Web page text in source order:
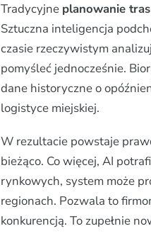
Tradycyjne planowanie tras
Sztuczna inteligencja
czasie rzeczywistym
pomyśleć jednocześnie.
dane historyczne o
logistyce miejskiej.
W rezultacie powstaje
bieżąco. Co więcej, AI
rynkowych, system może
regionach. Pozwala to
konkurencją. To zupełnie